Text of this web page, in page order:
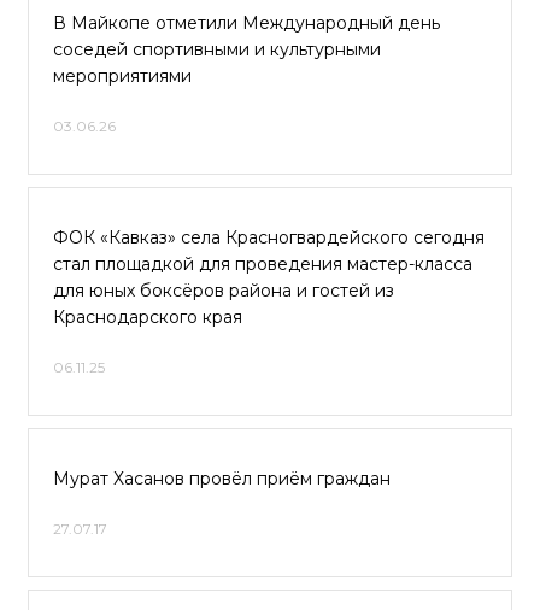
В Майкопе отметили Международный день
соседей спортивными и культурными
мероприятиями
03.06.26
ФОК «Кавказ» села Красногвардейского сегодня
стал площадкой для проведения мастер-класса
для юных боксёров района и гостей из
Краснодарского края
06.11.25
Мурат Хасанов провёл приём граждан
27.07.17